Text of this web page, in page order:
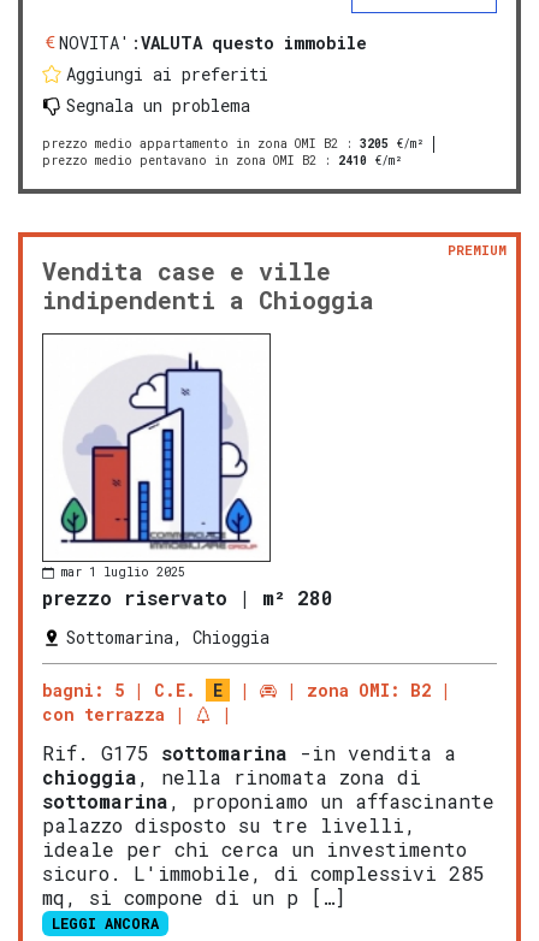
NOVITA':VALUTA questo immobile
Aggiungi ai preferiti
Segnala un problema
prezzo medio appartamento in zona OMI B2 : 3205 €/m²
prezzo medio pentavano in zona OMI B2 : 2410 €/m²
Vendita case e ville
indipendenti a Chioggia
PREMIUM
mar 1 luglio 2025
prezzo riservato | m² 280
Sottomarina, Chioggia
bagni: 5 C.E. E
zona OMI: B2
con terrazza
Rif. G175 sottomarina -in vendita a
chioggia, nella rinomata zona di
sottomarina, proponiamo un affascinante
palazzo disposto su tre livelli,
ideale per chi cerca un investimento
sicuro. L'immobile, di complessivi 285
mq, si compone di un p […]
LEGGI ANCORA